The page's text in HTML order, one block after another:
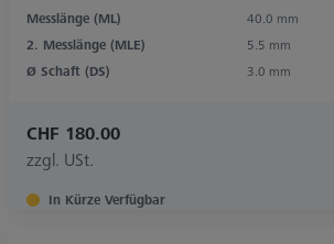
Messlänge (ML)
40.0 mm
2. Messlänge (MLE)
5.5 mm
Ø Schaft (DS)
3.0 mm
CHF 180.00
zzgl. USt.
In Kürze Verfügbar